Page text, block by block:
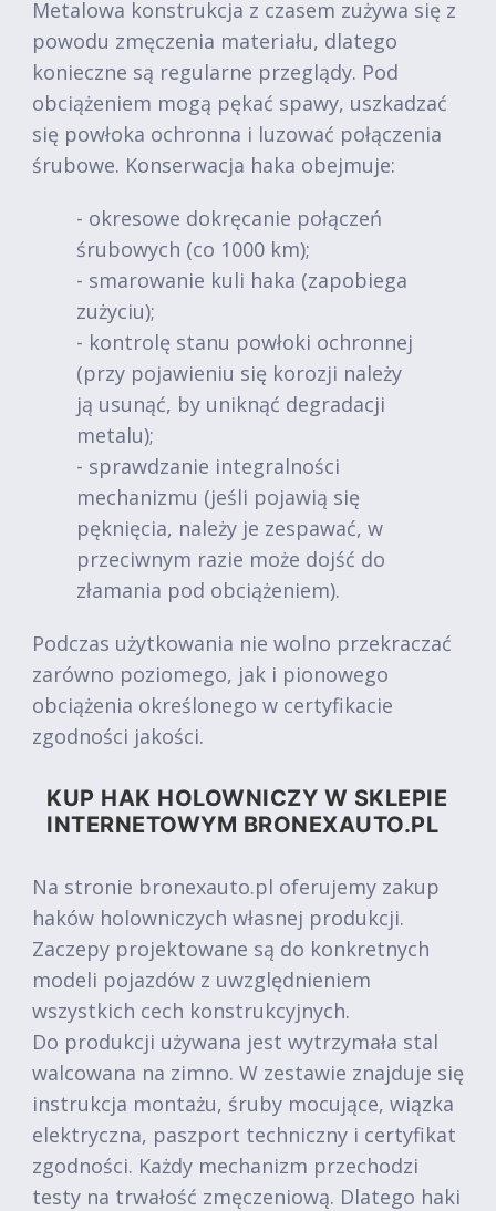
Metalowa konstrukcja z czasem zużywa się z
powodu zmęczenia materiału, dlatego
konieczne są regularne przeglądy. Pod
obciążeniem mogą pękać spawy, uszkadzać
się powłoka ochronna i luzować połączenia
śrubowe. Konserwacja haka obejmuje:
- okresowe dokręcanie połączeń
śrubowych (co 1000 km);
- smarowanie kuli haka (zapobiega
zużyciu);
- kontrolę stanu powłoki ochronnej
(przy pojawieniu się korozji należy
ją usunąć, by uniknąć degradacji
metalu);
- sprawdzanie integralności
mechanizmu (jeśli pojawią się
pęknięcia, należy je zespawać, w
przeciwnym razie może dojść do
złamania pod obciążeniem).
Podczas użytkowania nie wolno przekraczać
zarówno poziomego, jak i pionowego
obciążenia określonego w certyfikacie
zgodności jakości.
KUP HAK HOLOWNICZY W SKLEPIE
INTERNETOWYM BRONEXAUTO.PL
Na stronie bronexauto.pl oferujemy zakup
haków holowniczych własnej produkcji.
Zaczepy projektowane są do konkretnych
modeli pojazdów z uwzględnieniem
wszystkich cech konstrukcyjnych.
Do produkcji używana jest wytrzymała stal
walcowana na zimno. W zestawie znajduje się
instrukcja montażu, śruby mocujące, wiązka
elektryczna, paszport techniczny i certyfikat
zgodności. Każdy mechanizm przechodzi
testy na trwałość zmęczeniową. Dlatego haki